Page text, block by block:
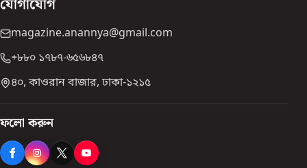
যোগাযোগ
magazine.anannya@gmail.com
+৮৮০ ১৭৮৭-৬৫৬৮৪৭
৪০, কাওরান বাজার, ঢাকা-১২১৫
ফলো করুন